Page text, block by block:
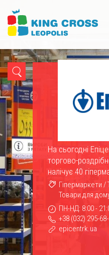
На сьогодні
торгово-
налічує 40
Гіпермаркети /
Товари для
ПН-НД: 8:00 -
+38 (032) 295-
epicentrk.ua